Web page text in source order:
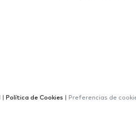
Política de Cookies Preferencias de